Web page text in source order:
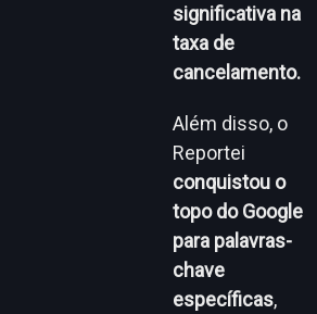
significativa na
taxa de
cancelamento.
Além disso, o
Reportei
conquistou o
topo do Google
para palavras-
chave
específicas,